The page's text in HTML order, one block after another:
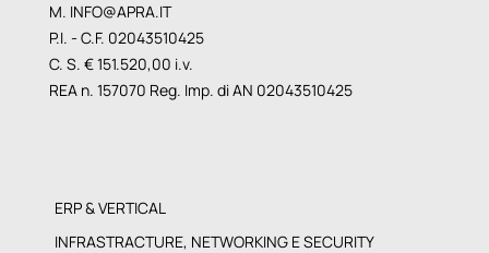
M. INFO@APRA.IT
P.I. - C.F. 02043510425
C. S. € 151.520,00 i.v.
REA n. 157070 Reg. Imp. di AN 02043510425
ERP & VERTICAL
INFRASTRACTURE, NETWORKING E SECURITY